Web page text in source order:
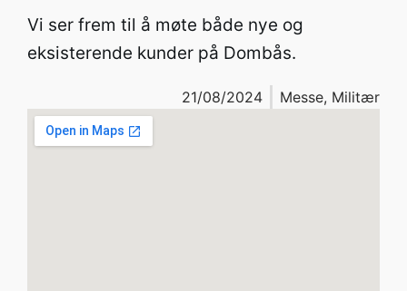
Vi ser frem til å møte både nye og
eksisterende kunder på Dombås.
21/08/2024 Messe, Militær